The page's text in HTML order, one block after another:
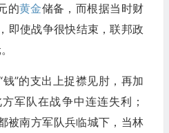
的黄金储备，而根据当时财
即使战争很快结束，联邦政
”的支出上捉襟见肘，再加
军队在战争中连连失利；
被南方军队兵临城下，当林